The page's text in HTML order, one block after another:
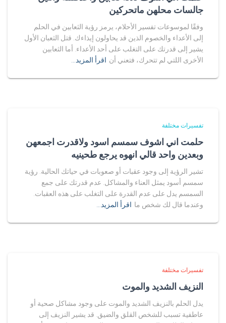
جالسات محلهن ماتحركين
وفقًا لموسوعات تفسير الأحلام، يرمز رؤية الثعابين في الحلم
إلى الأعداء والخصوم الذين قد يحاولون إيذاءك. قتل الثعبان الأول
يشير إلى قدرتك على التغلب على أحد الأعداء. أما الثعابين
الأخرى اللتي لم تتحرك، فتعني أن اقرأ المزيد…
تفسيرات مختلفة
حلمت اني اشوف سمسم اسود ولاقدرت اجمعهن
وبعدين واحد قالي انهوه يرجع طحينيه
تشير الرؤية إلى وجود عقبات أو صعوبات في حياتك الحالية. رؤية
سمسم أسود يمثل العناء والمشاكل. عدم قدرتك على جمع
السمسم يدل على عدم القدرة على التغلب على هذه العقبات.
وعندما قال لك شخص ما اقرأ المزيد…
تفسيرات مختلفة
النزيف الشديد والموت
يدل الحلم بالنزيف الشديد والموت على وجود مشاكل صحية أو
عاطفية تسبب للشخص القلق والضيق. قد يشير النزيف إلى